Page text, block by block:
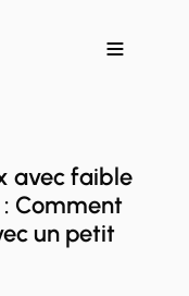
avec faible
Comment
un petit